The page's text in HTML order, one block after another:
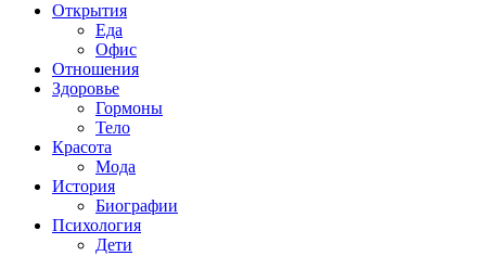
Открытия
Еда
Офис
Отношения
Здоровье
Гормоны
Тело
Красота
Мода
История
Биографии
Психология
Дети